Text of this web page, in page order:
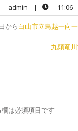
admin | 11:06
から白山市立鳥越一向
九頭竜
は必須項目です